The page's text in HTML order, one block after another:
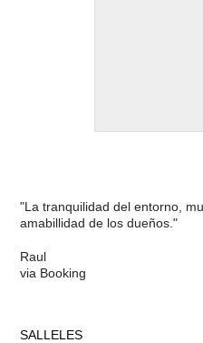
"La tranquilidad del entorno,
amabillidad de los dueños."
Raul
via Booking
SALLELES